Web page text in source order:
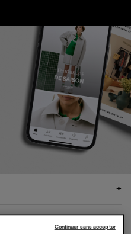
Continuer sans accepter